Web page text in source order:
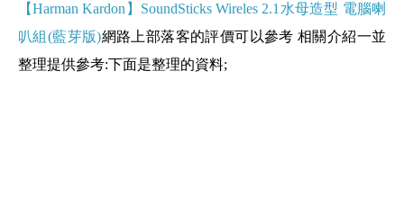
【Harman Kardon】SoundSticks Wireles 2.1水母造型 電腦喇
叭組(藍芽版)網路上部落客的評價可以參考 相關介紹一並
整理提供參考:下面是整理的資料;